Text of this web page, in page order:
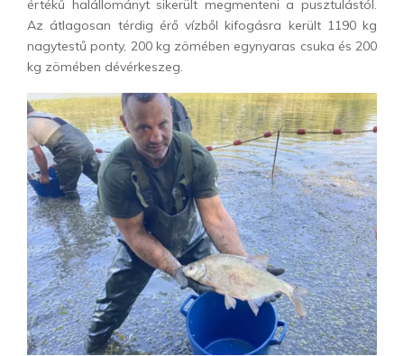
értékű halállományt sikerült megmenteni a pusztulástól.
Az átlagosan térdig érő vízből kifogásra került 1190 kg
nagytestű ponty, 200 kg zömében egynyaras csuka és 200
kg zömében dévérkeszeg.